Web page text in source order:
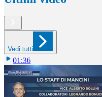
Vedi tutti
01:36